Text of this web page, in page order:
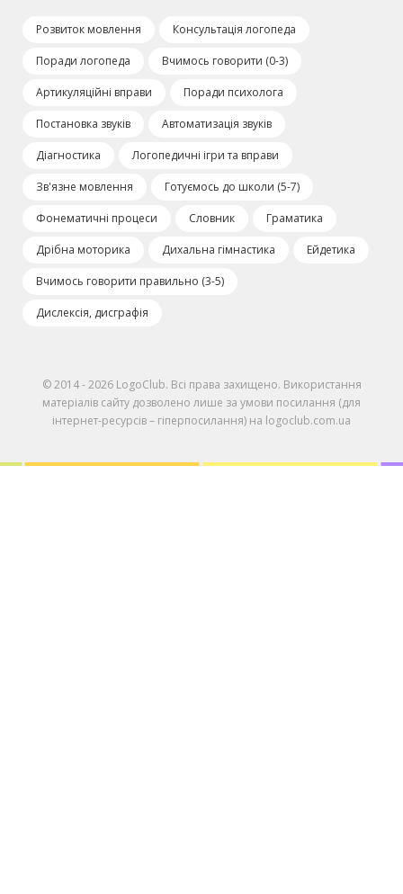
Розвиток мовлення Консультація логопеда
Поради логопеда Вчимось говорити (0-3)
Артикуляційні вправи Поради психолога
Постановка звуків Автоматизація звуків
Діагностика Логопедичні ігри та вправи
Зв'язне мовлення Готуємось до школи (5-7)
Фонематичні процеси Словник Граматика
Дрібна моторика Дихальна гімнастика Ейдетика
Вчимось говорити правильно (3-5)
Дислексія, дисграфія
© 2014 - 2026 LogoClub. Всі права захищено. Використання
матеріалів сайту дозволено лише за умови посилання (для
інтернет-ресурсів – гіперпосилання) на logoclub.com.ua